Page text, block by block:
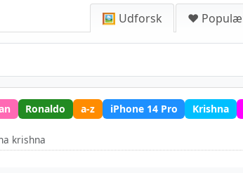
🖼️ Udforsk ❤️
Ronaldo a-z iPhone 14 Pro Krishna
krishna